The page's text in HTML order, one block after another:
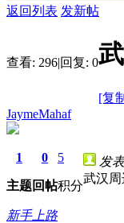
返回列表 发新帖
查看: 296|回复: 0
[复
JaymeMahaf
1
主题
0
回帖
5
积分
新手上路
发
武汉